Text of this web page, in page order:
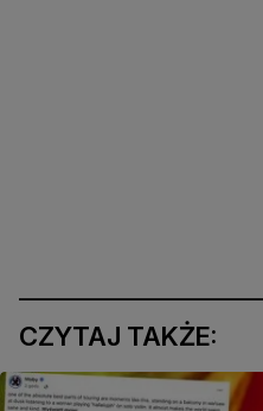
CZYTAJ TAKŻE: